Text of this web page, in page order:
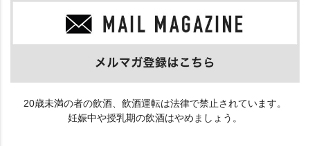
20歳未満の者の飲酒、飲酒運転は法律で禁止されています。
妊娠中や授乳期の飲酒はやめましょう。